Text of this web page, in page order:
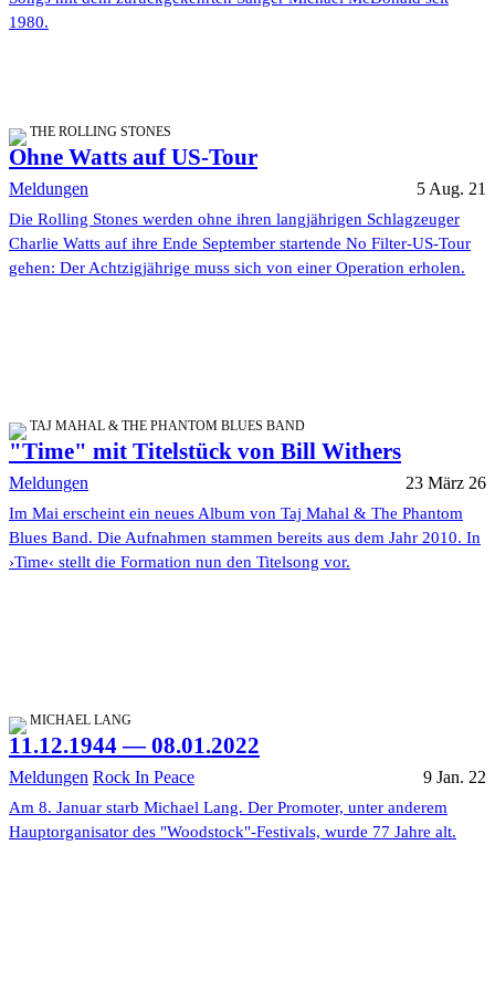
1980.
THE ROLLING STONES
Ohne Watts auf US-Tour
Meldungen 5 Aug. 21
Die Rolling Stones werden ohne ihren langjährigen Schlagzeuger
Charlie Watts auf ihre Ende September startende No Filter-US-Tour
gehen: Der Achtzigjährige muss sich von einer Operation erholen.
TAJ MAHAL & THE PHANTOM BLUES BAND
"Time" mit Titelstück von Bill Withers
Meldungen 23 März 26
Im Mai erscheint ein neues Album von Taj Mahal & The Phantom
Blues Band. Die Aufnahmen stammen bereits aus dem Jahr 2010. In
›Time‹ stellt die Formation nun den Titelsong vor.
MICHAEL LANG
11.12.1944 — 08.01.2022
Meldungen Rock In Peace 9 Jan. 22
Am 8. Januar starb Michael Lang. Der Promoter, unter anderem
Hauptorganisator des "Woodstock"-Festivals, wurde 77 Jahre alt.